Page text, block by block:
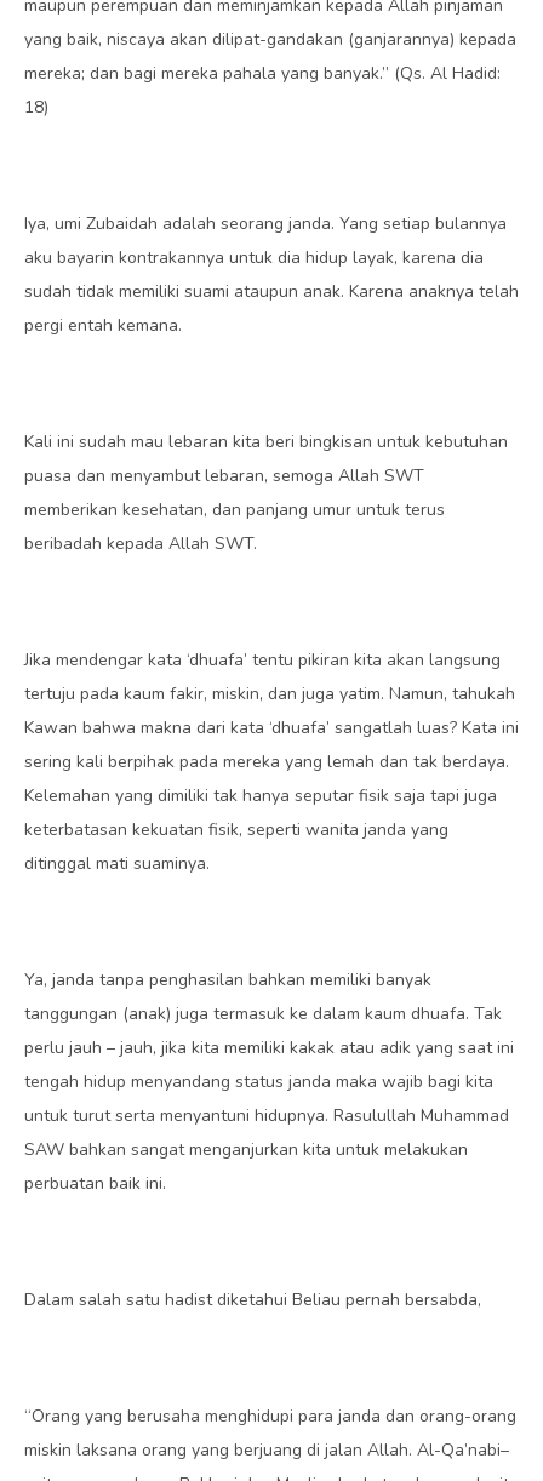
maupun perempuan dan meminjamkan kepada Allah pinjaman
yang baik, niscaya akan dilipat-gandakan (ganjarannya) kepada
mereka; dan bagi mereka pahala yang banyak.” (Qs. Al Hadid:
18)
Iya, umi Zubaidah adalah seorang janda. Yang setiap bulannya
aku bayarin kontrakannya untuk dia hidup layak, karena dia
sudah tidak memiliki suami ataupun anak. Karena anaknya telah
pergi entah kemana.
Kali ini sudah mau lebaran kita beri bingkisan untuk kebutuhan
puasa dan menyambut lebaran, semoga Allah SWT
memberikan kesehatan, dan panjang umur untuk terus
beribadah kepada Allah SWT.
Jika mendengar kata ‘dhuafa’ tentu pikiran kita akan langsung
tertuju pada kaum fakir, miskin, dan juga yatim. Namun, tahukah
Kawan bahwa makna dari kata ‘dhuafa’ sangatlah luas? Kata ini
sering kali berpihak pada mereka yang lemah dan tak berdaya.
Kelemahan yang dimiliki tak hanya seputar fisik saja tapi juga
keterbatasan kekuatan fisik, seperti wanita janda yang
ditinggal mati suaminya.
Ya, janda tanpa penghasilan bahkan memiliki banyak
tanggungan (anak) juga termasuk ke dalam kaum dhuafa. Tak
perlu jauh – jauh, jika kita memiliki kakak atau adik yang saat ini
tengah hidup menyandang status janda maka wajib bagi kita
untuk turut serta menyantuni hidupnya. Rasulullah Muhammad
SAW bahkan sangat menganjurkan kita untuk melakukan
perbuatan baik ini.
Dalam salah satu hadist diketahui Beliau pernah bersabda,
“Orang yang berusaha menghidupi para janda dan orang-orang
miskin laksana orang yang berjuang di jalan Allah. Al-Qa’nabi–